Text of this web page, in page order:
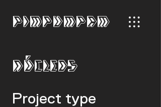
PIMPUMPAM
Núcleos
Project type